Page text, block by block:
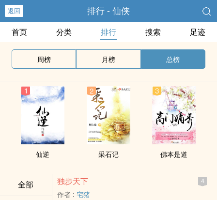
返回 排行 - 仙侠
首页 分类 排行 搜索 足迹
周榜 月榜 总榜
仙逆 采石记 佛本是道
全部 独步天下 4
作者 : 宅猪